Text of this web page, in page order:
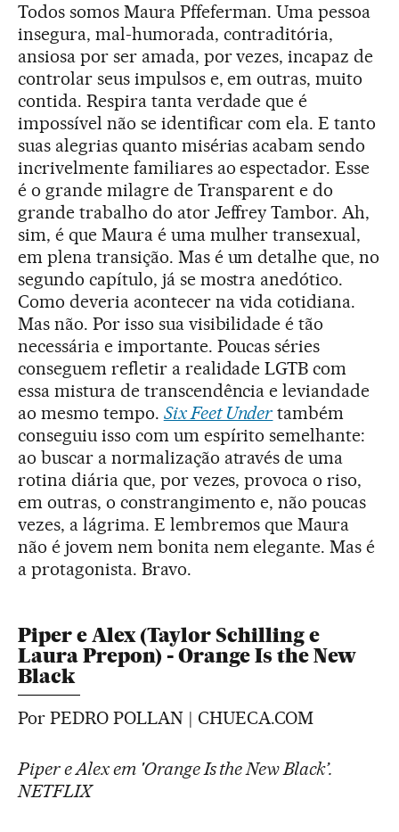
Todos somos Maura Pffeferman. Uma pessoa
insegura, mal-humorada, contraditória,
ansiosa por ser amada, por vezes, incapaz de
controlar seus impulsos e, em outras, muito
contida. Respira tanta verdade que é
impossível não se identificar com ela. E tanto
suas alegrias quanto misérias acabam sendo
incrivelmente familiares ao espectador. Esse
é o grande milagre de Transparent e do
grande trabalho do ator Jeffrey Tambor. Ah,
sim, é que Maura é uma mulher transexual,
em plena transição. Mas é um detalhe que, no
segundo capítulo, já se mostra anedótico.
Como deveria acontecer na vida cotidiana.
Mas não. Por isso sua visibilidade é tão
necessária e importante. Poucas séries
conseguem refletir a realidade LGTB com
essa mistura de transcendência e leviandade
ao mesmo tempo. Six Feet Under também
conseguiu isso com um espírito semelhante:
ao buscar a normalização através de uma
rotina diária que, por vezes, provoca o riso,
em outras, o constrangimento e, não poucas
vezes, a lágrima. E lembremos que Maura
não é jovem nem bonita nem elegante. Mas é
a protagonista. Bravo.
Piper e Alex (Taylor Schilling e
Laura Prepon) - Orange Is the New
Black
Por PEDRO POLLAN | CHUECA.COM
Piper e Alex em 'Orange Is the New Black’.
NETFLIX